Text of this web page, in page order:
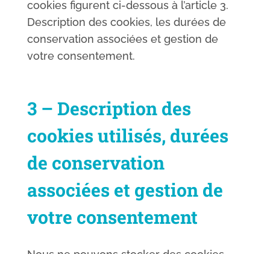
cookies figurent ci-dessous à l’article 3.
Description des cookies, les durées de
conservation associées et gestion de
votre consentement.
3 – Description des
cookies utilisés, durées
de conservation
associées et gestion de
votre consentement